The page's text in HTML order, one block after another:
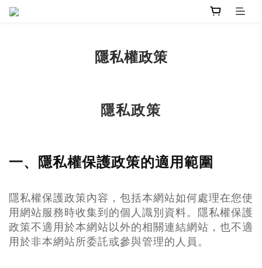
隱私權政策
隱私政策
一、隱私權保護政策的適用範圍
隱私權保護政策內容，包括本網站如何處理在您使
用網站服務時收集到的個人識別資料。隱私權保護
政策不適用於本網站以外的相關連結網站，也不適
用於非本網站所委託或參與管理的人員。